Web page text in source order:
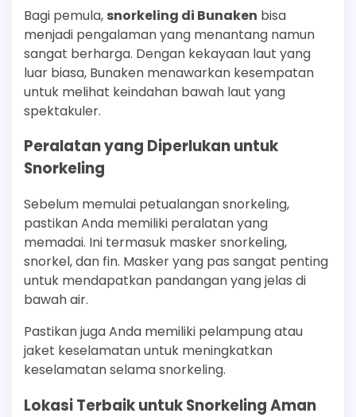
Bagi pemula, snorkeling di Bunaken bisa
menjadi pengalaman yang menantang namun
sangat berharga. Dengan kekayaan laut yang
luar biasa, Bunaken menawarkan kesempatan
untuk melihat keindahan bawah laut yang
spektakuler.
Peralatan yang Diperlukan untuk
Snorkeling
Sebelum memulai petualangan snorkeling,
pastikan Anda memiliki peralatan yang
memadai. Ini termasuk masker snorkeling,
snorkel, dan fin. Masker yang pas sangat penting
untuk mendapatkan pandangan yang jelas di
bawah air.
Pastikan juga Anda memiliki pelampung atau
jaket keselamatan untuk meningkatkan
keselamatan selama snorkeling.
Lokasi Terbaik untuk Snorkeling Aman